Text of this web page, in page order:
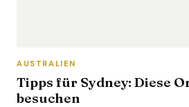
AUSTRALIEN
Tipps für Sydney: Diese
besuchen